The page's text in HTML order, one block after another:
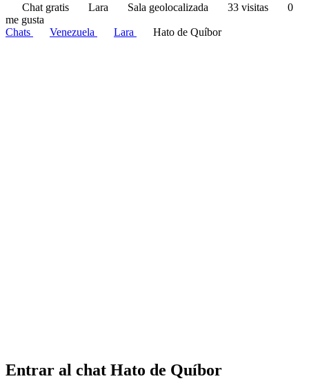
Chat gratis
Lara Sala geolocalizada 33 visitas
0
me gusta
Chats
Venezuela Lara Hato de Quíbor
Entrar al chat Hato de Quíbor